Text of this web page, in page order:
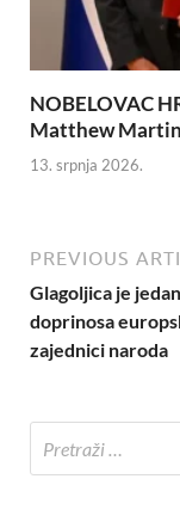
NOBELOVAC
Matthew
13. srpnja 2026.
PREVIOUS
Glagoljica je
doprinosa
zajednici naroda